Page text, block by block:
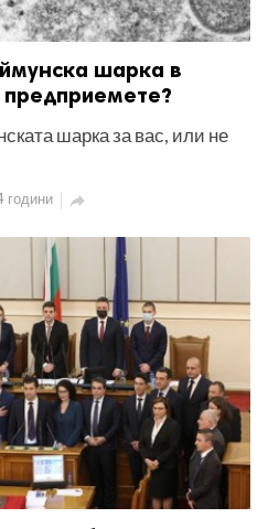
шарка в
шарка за вас, или не
години 